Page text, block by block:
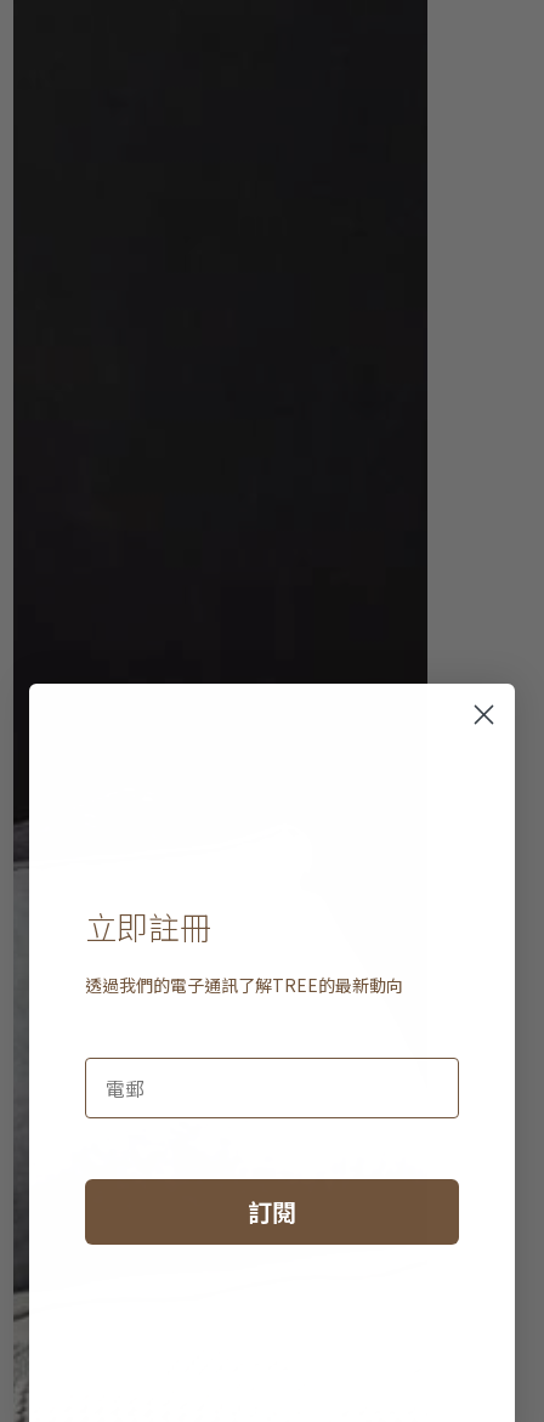
立即註冊
透過我們的電子通訊了解TREE的最新動向
訂閱